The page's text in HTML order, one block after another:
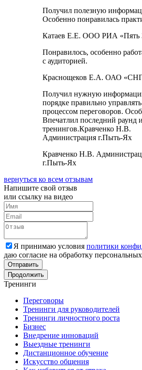
Получил полезную
Особенно понравилась
Катаев Е.Е. ООО РИА «Пять
Понравилось, особенно
с аудиторией.
Краснощеков Е.А. ОАО
Получил нужную
порядке правильно управлять
процессом переговоров.
Впечатлил последний раунд
тренингов.Кравченко Н.В.
Администрация г.Пыть-Ях
Кравченко Н.В.
г.Пыть-Ях
вернуться ко всем отзывам
Напишите свой отзыв
или ссылку на видео
Я принимаю условия политики
даю согласие на обработку
Отправить
Продолжить
Тренинги
Переговоры
Тренинги для руководителей
Тренинги личностного роста
Бизнес
Внедрение инноваций
Выездные тренинги
Дистанционное обучение
Искусство общения